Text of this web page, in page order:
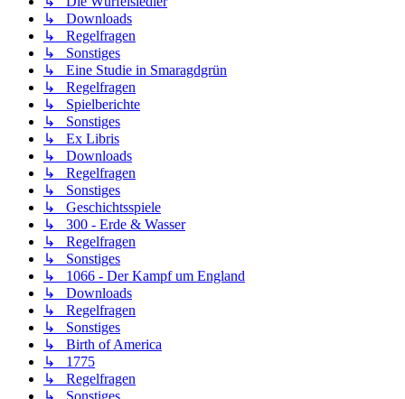
↳ Downloads
↳ Regelfragen
↳ Sonstiges
↳ Eine Studie in Smaragdgrün
↳ Regelfragen
↳ Spielberichte
↳ Sonstiges
↳ Ex Libris
↳ Downloads
↳ Regelfragen
↳ Sonstiges
↳ Geschichtsspiele
↳ 300 - Erde & Wasser
↳ Regelfragen
↳ Sonstiges
↳ 1066 - Der Kampf um England
↳ Downloads
↳ Regelfragen
↳ Sonstiges
↳ Birth of America
↳ 1775
↳ Regelfragen